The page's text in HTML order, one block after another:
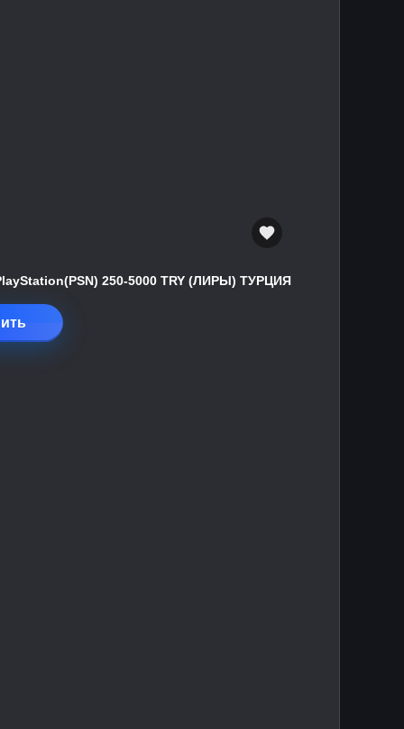
250-5000 TRY (ЛИРЫ) ТУРЦИЯ